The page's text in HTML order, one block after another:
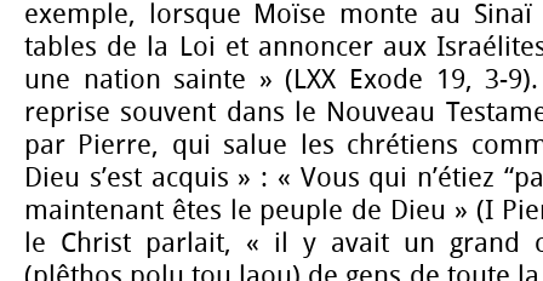
exemple, lorsque Moïse monte au
tables de la Loi et annoncer aux
une nation sainte » (LXX Exode 19, 3-
reprise souvent dans le Nouveau
par Pierre, qui salue les chrétiens
Dieu s’est acquis » : « Vous qui n’étiez
maintenant êtes le peuple de Dieu » (I
le Christ parlait, « il y avait un grand